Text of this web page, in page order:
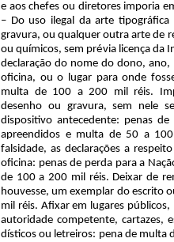
e aos chefes ou diretores imporia
– Do uso ilegal da arte tipográfica
gravura, ou qualquer outra arte de
ou químicos, sem prévia licença da
declaração do nome do dono, ano,
oficina, ou o lugar para onde
multa de 100 a 200 mil réis.
desenho ou gravura, sem nele
dispositivo antecedente: penas
apreendidos e multa de 50 a
falsidade, as declarações a
oficina: penas de perda para a
de 100 a 200 mil réis. Deixar de
houvesse, um exemplar do escrito
mil réis. Afixar em lugares públicos,
autoridade competente, cartazes,
dísticos ou letreiros: pena de multa